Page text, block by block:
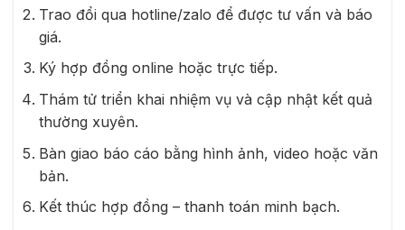
Trao đổi qua hotline/zalo để được tư vấn và báo
giá.
Ký hợp đồng online hoặc trực tiếp.
Thám tử triển khai nhiệm vụ và cập nhật kết quả
thường xuyên.
Bàn giao báo cáo bằng hình ảnh, video hoặc văn
bản.
Kết thúc hợp đồng – thanh toán minh bạch.